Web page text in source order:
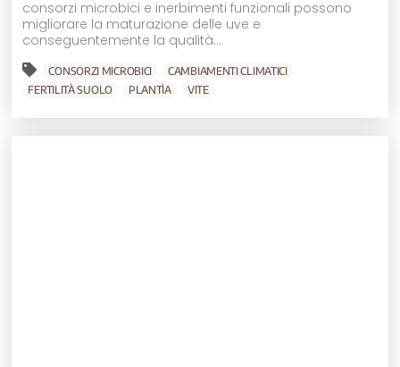
consorzi microbici e inerbimenti funzionali possono
migliorare la maturazione delle uve e
conseguentemente la qualità...
CONSORZI MICROBICI
CAMBIAMENTI CLIMATICI
FERTILITÀ SUOLO
PLANTÌA VITE